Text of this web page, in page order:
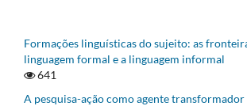
Formações linguísticas do sujeito: as
linguagem formal e a linguagem informal
641
A pesquisa-ação como agente transformador